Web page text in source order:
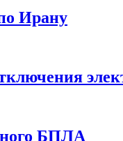
Ирану
БПЛА